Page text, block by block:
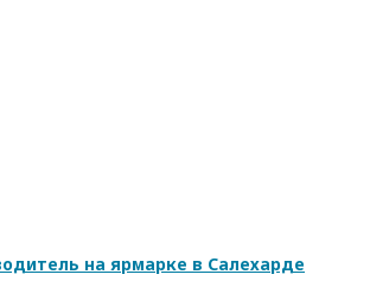
на ярмарке в Салехарде